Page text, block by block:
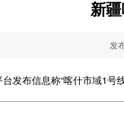
新
发
台发布信息称“喀什市域